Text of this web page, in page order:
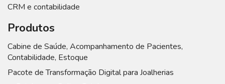
CRM e contabilidade
Produtos
Cabine de Saúde, Acompanhamento de Pacientes,
Contabilidade, Estoque
Pacote de Transformação Digital para Joalherias